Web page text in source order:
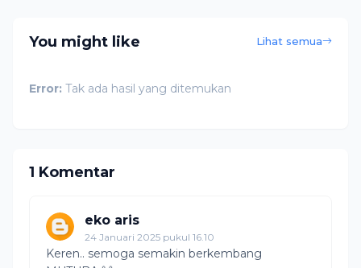
You might like Lihat semua
Error: Tak ada hasil yang ditemukan
1 Komentar
eko aris
24 Januari 2025 pukul 16.10
Keren.. semoga semakin berkembang